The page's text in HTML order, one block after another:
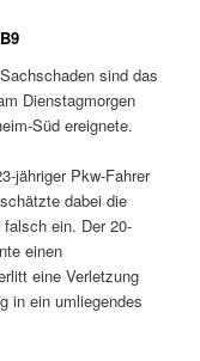
sind das
Dienstagmorgen
Süd ereignete.
jähriger Pkw-Fahrer
dabei die
ein. Der 20-
einen
eine Verletzung
in ein umliegendes